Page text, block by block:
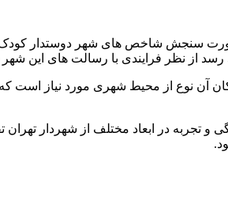
سنجش شاخص های شهر دوستدار
آن نوع از محیط شهری مورد نیاز است
در ابعاد مختلف از شهردار تهران